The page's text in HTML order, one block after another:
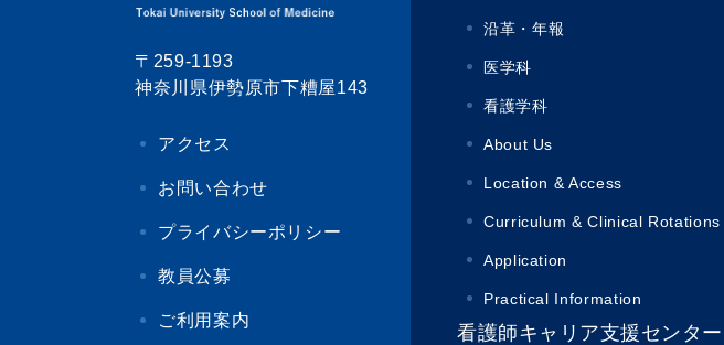
〒259-1193
神奈川県伊勢原市下糟屋143
アクセス
お問い合わせ
プライバシーポリシー
教員公募
ご利用案内
沿革・年報
医学科
看護学科
About Us
Location & Access
Curriculum & Clinical Rotations
Application
Practical Information
看護師キャリア支援センター